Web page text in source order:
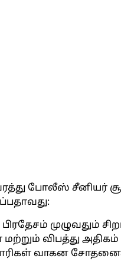
போலீஸ் சீனியர்
பிரதேசம்
மற்றும் விபத்து
வாகன